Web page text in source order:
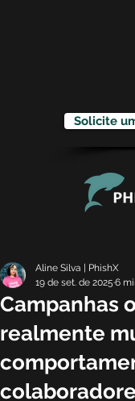
Solicite
Campanhas
realmente
Aline Silva | PhishX
19 de set. de 2025 6